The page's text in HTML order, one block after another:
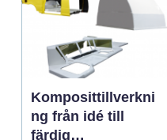
Komposittillverkni
ng från idé till
färdig